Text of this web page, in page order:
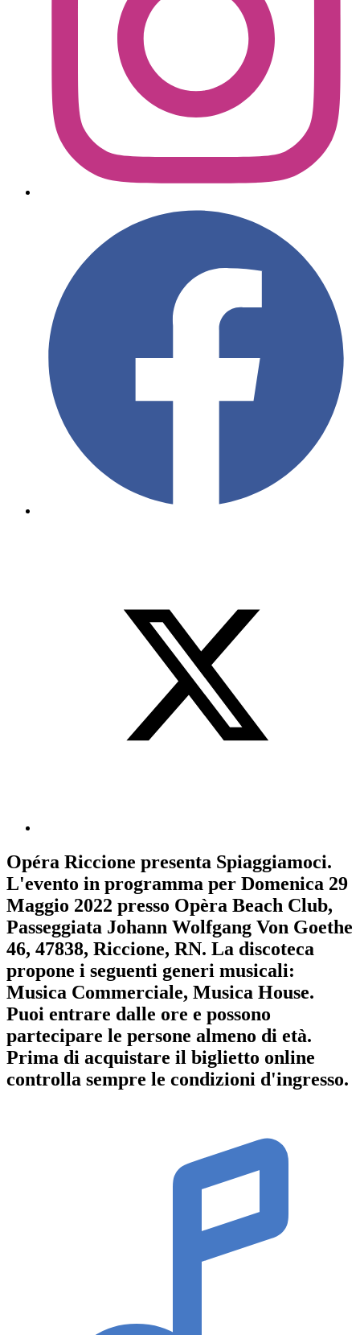
Opéra Riccione presenta Spiaggiamoci.
L'evento in programma per Domenica 29
Maggio 2022 presso Opèra Beach Club,
Passeggiata Johann Wolfgang Von Goethe
46, 47838, Riccione, RN. La discoteca
propone i seguenti generi musicali:
Musica Commerciale, Musica House.
Puoi entrare dalle ore e possono
partecipare le persone almeno di età.
Prima di acquistare il biglietto online
controlla sempre le condizioni d'ingresso.